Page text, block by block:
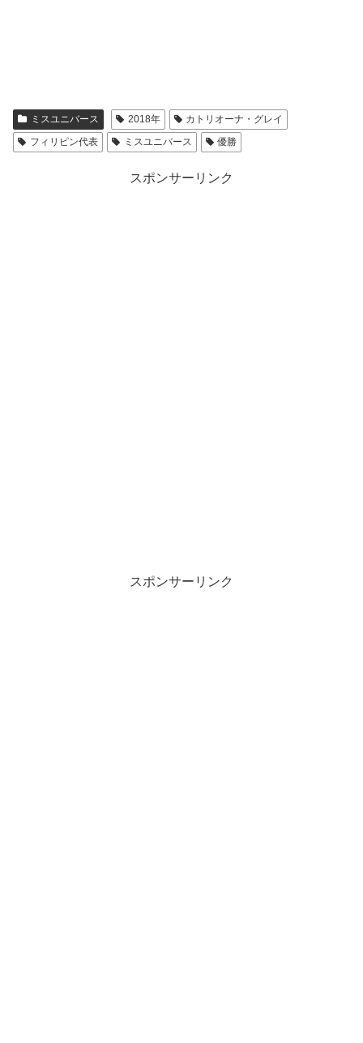
ミスユニバース 2018年
カトリオーナ・グレイ
フィリピン代表
ミスユニバース 優勝
スポンサーリンク
スポンサーリンク